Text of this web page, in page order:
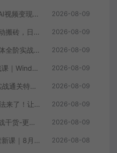
（19774期）YouTube油管AI视频变现教程-更新：账号搭建×AI成片×去重限流解决方案×YPP变现×AI真人生成×人物一致性 2026-08-09
（19773期）海外游戏全自动搬砖，日入1000+，全天无人值守，绿色稳定！ 2026-08-09
（19770期）AI Agent智能体全阶实战课；从原理到实操全程手把手，无需编程基础也能搭建自动运行的智能体 2026-08-09
（19769期）AI CodeX实战课｜Windows/Mac 本地部署｜API 对接调通｜Skill 自制｜漫剧剪辑｜网站 VR 项目｜AI项目落地全教程 2026-08-09
（19768期）2026亚马逊实战通关特训营-2026更新，多维选品+渐进式打法+AI应用，从0到1打造盈利店铺 2026-08-09
（19765期）通义千问输入法来了！让文字输入变得如此简单，最快 300 字/分，AI 自动润色，说话秒变工整文字 2026-08-09
（19761期）电商圈多年实战干货-更新2026：多位资深师兄实战干货/覆盖全域平台，中小卖家可复制的盈利指南 2026-08-09
（19767期）2026抖店运营新课｜8月更新｜不动销起店+商品卡爆发｜达人玩法+店群批量复制｜轻松玩转抖音小店全域流量 2026-08-08